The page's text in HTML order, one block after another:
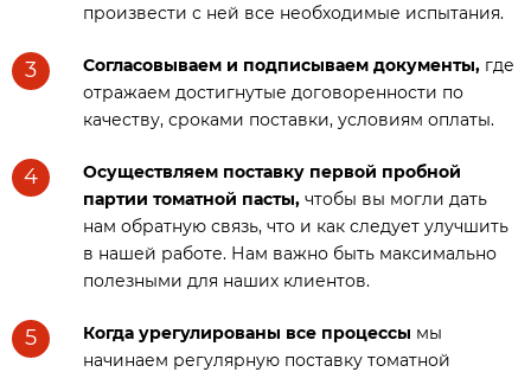
произвести с ней все необходимые испытания.
3 Согласовываем и подписываем документы, где
отражаем достигнутые договоренности по
качеству, сроками поставки, условиям оплаты.
4
Осуществляем поставку первой пробной
партии томатной пасты, чтобы вы могли дать
нам обратную связь, что и как следует улучшить
в нашей работе. Нам важно быть максимально
полезными для наших клиентов.
5 Когда урегулированы все процессы мы
начинаем регулярную поставку томатной